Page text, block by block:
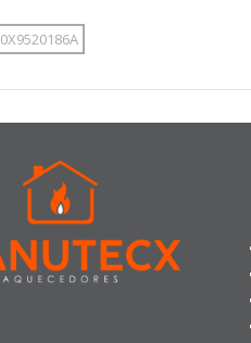
0X9520186A